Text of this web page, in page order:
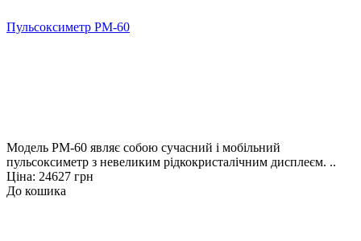
Пульсоксиметр PM-60
Модель РМ-60 являє собою сучасний і мобільний
пульсоксиметр з невеликим рідкокристалічним дисплеєм. ..
Ціна: 24627 грн
До кошика